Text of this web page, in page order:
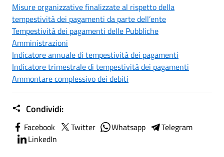
Misure organizzative finalizzate al rispetto della
tempestività dei pagamenti da parte dell’ente
Tempestività dei pagamenti delle Pubbliche
Amministrazioni
Indicatore annuale di tempestività dei pagamenti
Indicatore trimestrale di tempestività dei pagamenti
Ammontare complessivo dei debiti
Condividi:
Facebook Twitter Whatsapp
Telegram
LinkedIn